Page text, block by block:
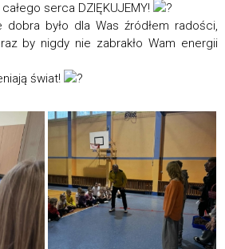
serca DZIĘKUJEMY!
dobra było dla Was źródłem radości,
by nigdy nie zabrakło Wam energii
świat!